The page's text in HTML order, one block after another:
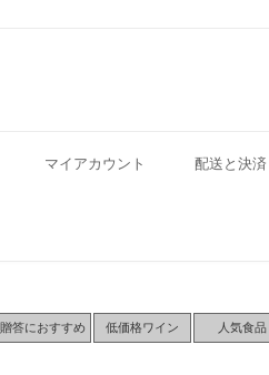
マイアカウント 配送と決済
贈答におすすめ 低価格ワイン 人気食品